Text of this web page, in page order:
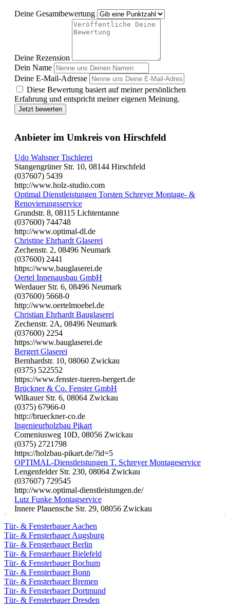
Deine Gesamtbewertung
Deine Rezension
Dein Name
Deine E-Mail-Adresse
Diese Bewertung basiert auf meiner persönlichen
Erfahrung und entspricht meiner eigenen Meinung.
Jetzt bewerten
Anbieter im Umkreis von Hirschfeld
Udo Wahsner Tischlerei
Stangengrüner Str. 10, 08144 Hirschfeld
(037607) 5439
http://www.holz-studio.com
Optimal Dienstleistungen Torsten Schreyer Montage- &
Renovierungsservice
Grundstr. 8, 08115 Lichtentanne
(037600) 744748
http://www.optimal-dl.de
Christine Ehrhardt Glaserei
Zechenstr. 2, 08496 Neumark
(037600) 2441
https://www.bauglaserei.de
Oertel Innenausbau GmbH
Werdauer Str. 6, 08496 Neumark
(037600) 5668-0
http://www.oertelmoebel.de
Christian Ehrhardt Bauglaserei
Zechenstr. 2A, 08496 Neumark
(037600) 2254
https://www.bauglaserei.de
Bergert Glaserei
Bernhardstr. 10, 08060 Zwickau
(0375) 522552
https://www.fenster-tueren-bergert.de
Brückner & Co. Fenster GmbH
Wilkauer Str. 6, 08064 Zwickau
(0375) 67966-0
http://brueckner-co.de
Ingenieurholzbau Pikart
Comeniusweg 10D, 08056 Zwickau
(0375) 2721798
https://holzbau-pikart.de/?id=5
OPTIMAL-Dienstleistungen T. Schreyer Montageservice
Lengenfelder Str. 230, 08064 Zwickau
(037607) 729545
http://www.optimal-dienstleistungen.de/
Lutz Funke Montagservice
Innere Plauensche Str. 29, 08056 Zwickau
Tür- & Fensterbauer Aachen
Tür- & Fensterbauer Augsburg
Tür- & Fensterbauer Berlin
Tür- & Fensterbauer Bielefeld
Tür- & Fensterbauer Bochum
Tür- & Fensterbauer Bonn
Tür- & Fensterbauer Bremen
Tür- & Fensterbauer Dortmund
Tür- & Fensterbauer Dresden